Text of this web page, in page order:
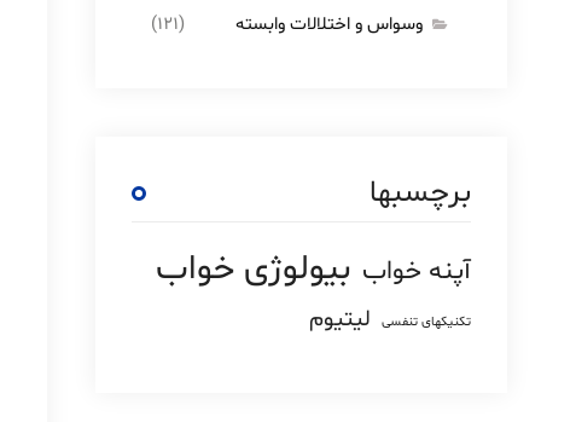
وسواس و اختلالات وابسته
(۱۲۱)
برچسبها
آپنه خواب بیولوژی خواب
تکنیکهای تنفسی لیتیوم